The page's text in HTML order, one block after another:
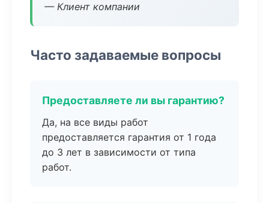
— Клиент компании
Часто задаваемые вопросы
Предоставляете ли вы гарантию?
Да, на все виды работ
предоставляется гарантия от 1 года
до 3 лет в зависимости от типа
работ.